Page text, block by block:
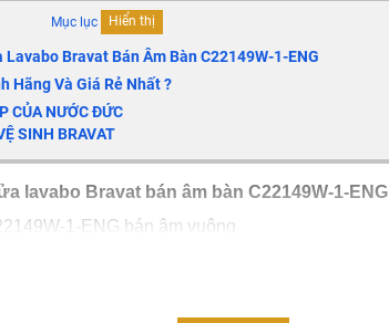
Mục lục Hiển thị
Lavabo Bravat Bán Âm BànC22149W-1-ENG
Hãng Và Giá Rẻ Nhất ?
CỦA NƯỚC ĐỨC
SINH BRAVAT
lavabo Bravat bán âm bànC22149W-1-ENG
1-ENG bán âm vuông